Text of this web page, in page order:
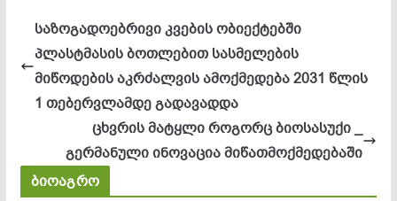
საზოგადოებრივი კვების ობიექტებში
პლასტმასის ბოთლებით სასმელების
მიწოდების აკრძალვის ამოქმედება 2031 წლის
1 თებერვლამდე გადავადდა
ცხვრის მატყლი როგორც ბიოსასუქი _
გერმანული ინოვაცია მიწათმოქმედებაში
ბიოაგრო